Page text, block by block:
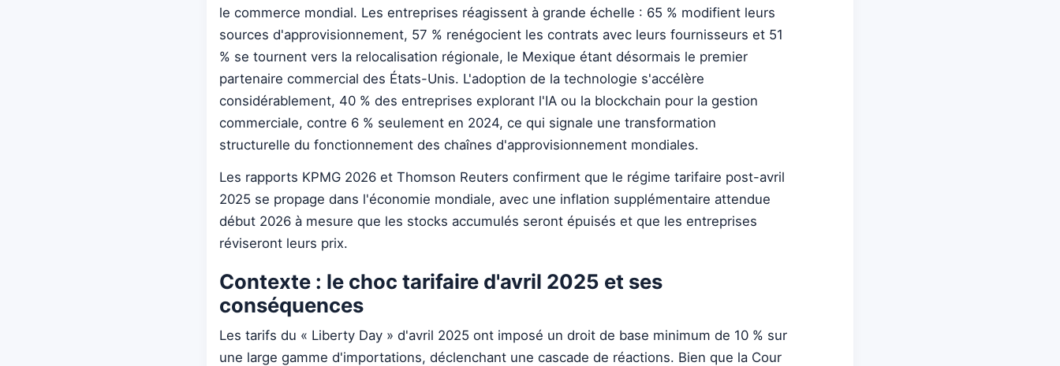
le commerce mondial. Les entreprises réagissent à grande échelle : 65 % modifient leurs
sources d'approvisionnement, 57 % renégocient les contrats avec leurs fournisseurs et 51
% se tournent vers la relocalisation régionale, le Mexique étant désormais le premier
partenaire commercial des États-Unis. L'adoption de la technologie s'accélère
considérablement, 40 % des entreprises explorant l'IA ou la blockchain pour la gestion
commerciale, contre 6 % seulement en 2024, ce qui signale une transformation
structurelle du fonctionnement des chaînes d'approvisionnement mondiales.
Les rapports KPMG 2026 et Thomson Reuters confirment que le régime tarifaire post-avril
2025 se propage dans l'économie mondiale, avec une inflation supplémentaire attendue
début 2026 à mesure que les stocks accumulés seront épuisés et que les entreprises
réviseront leurs prix.
Contexte : le choc tarifaire d'avril 2025 et ses
conséquences
Les tarifs du « Liberty Day » d'avril 2025 ont imposé un droit de base minimum de 10 % sur
une large gamme d'importations, déclenchant une cascade de réactions. Bien que la Cour